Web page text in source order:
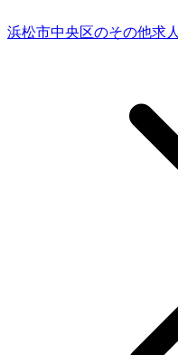
浜松市中央区のその他求人